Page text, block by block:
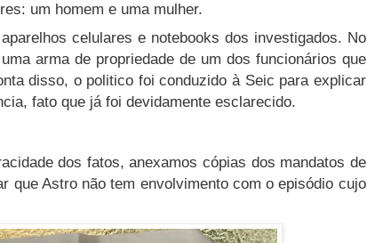
um homem e uma mulher.
celulares e notebooks dos investigados. No
arma de propriedade de um dos funcionários que
disso, o politico foi conduzido à Seic para explicar
fato que já foi devidamente esclarecido.
dos fatos, anexamos cópias dos mandatos de
que Astro não tem envolvimento com o episódio cujo